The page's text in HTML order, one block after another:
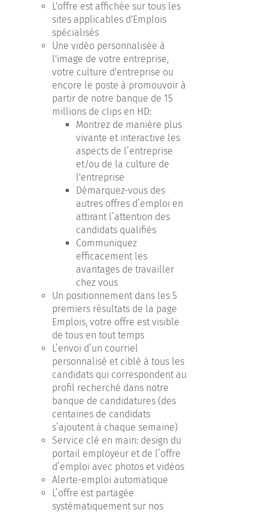
L'offre est affichée sur tous les
sites applicables d'Emplois
spécialisés
Une vidéo personnalisée à
l'image de votre entreprise,
votre culture d'entreprise ou
encore le poste à promouvoir à
partir de notre banque de 15
millions de clips en HD:
Montrez de manière plus
vivante et interactive les
aspects de l’entreprise
et/ou de la culture de
l'entreprise
Démarquez-vous des
autres offres d’emploi en
attirant l’attention des
candidats qualifiés
Communiquez
efficacement les
avantages de travailler
chez vous
Un positionnement dans les 5
premiers résultats de la page
Emplois, votre offre est visible
de tous en tout temps
L’envoi d’un courriel
personnalisé et ciblé à tous les
candidats qui correspondent au
profil recherché dans notre
banque de candidatures (des
centaines de candidats
s’ajoutent à chaque semaine)
Service clé en main: design du
portail employeur et de l’offre
d’emploi avec photos et vidéos
Alerte-emploi automatique
L’offre est partagée
systématiquement sur nos